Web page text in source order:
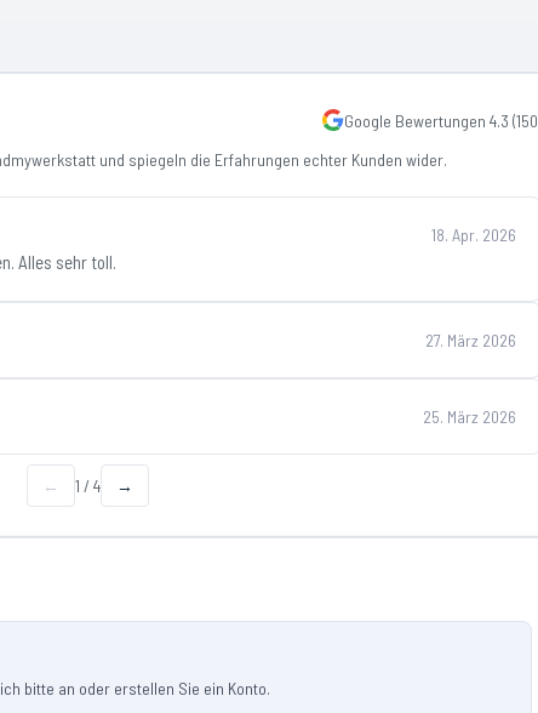
Google Bewertungen 4.3 (150
und spiegeln die Erfahrungen echter Kunden wider.
18. Apr. 2026
Alles sehr toll.
27. März 2026
25. März 2026
← 1 / 4 →
bitte an oder erstellen Sie ein Konto.